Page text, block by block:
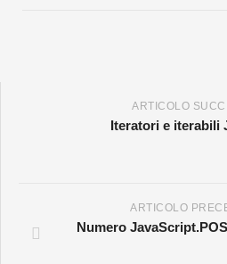
ARTICOLO
Iteratori e iterabili
ARTICOLO
Numero